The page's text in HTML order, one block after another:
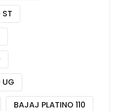
BAJAJ PLATINO 110